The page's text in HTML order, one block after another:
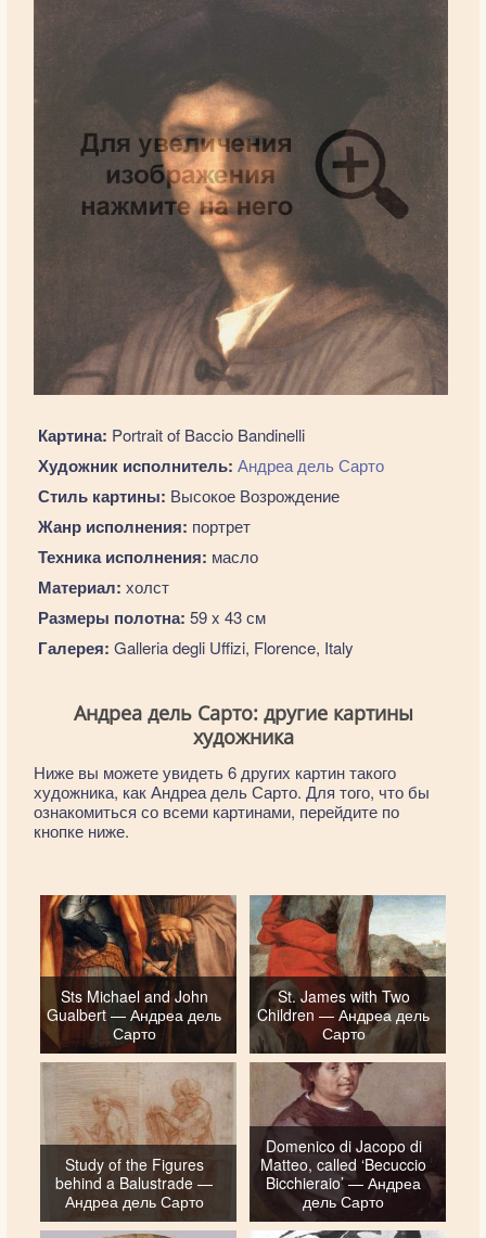
Картина: Portrait of Baccio Bandinelli
Художник исполнитель: Андреа дель Сарто
Стиль картины: Высокое Возрождение
Жанр исполнения: портрет
Техника исполнения: масло
Материал: холст
Размеры полотна: 59 x 43 см
Галерея: Galleria degli Uffizi, Florence, Italy
Андреа дель Сарто: другие картины
художника
Ниже вы можете увидеть 6 других картин такого
художника, как Андреа дель Сарто. Для того, что бы
ознакомиться со всеми картинами, перейдите по
кнопке ниже.
Sts Michael and John
Gualbert — Андреа дель
Сарто
St. James with Two
Children — Андреа дель
Сарто
Study of the Figures
behind a Balustrade —
Андреа дель Сарто
Domenico di Jacopo di
Matteo, called ‘Becuccio
Bicchieraio’ — Андреа
дель Сарто